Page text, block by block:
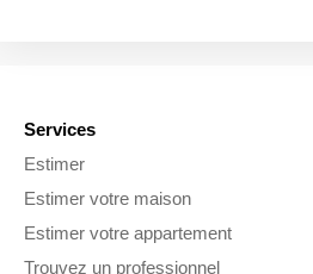
Services
Estimer
Estimer votre maison
Estimer votre appartement
Trouvez un professionnel